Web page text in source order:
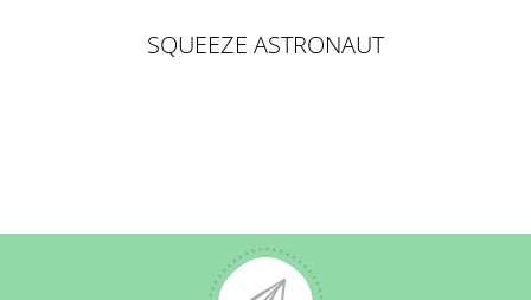
SQUEEZE ASTRONAUT